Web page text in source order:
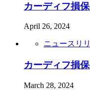
カーディフ損
April 26, 2024
ニュースリ
カーディフ損
March 28, 2024